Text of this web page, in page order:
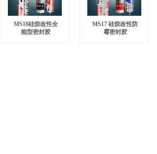
MS18硅烷改性全
能型密封胶
MS17 硅烷改性防
霉密封胶